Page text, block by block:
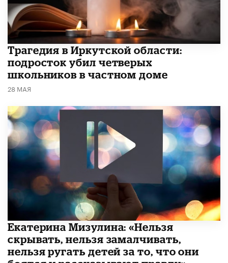
Трагедия в Иркутской области:
подросток убил четверых
школьников в частном доме
28 МАЯ
Екатерина Мизулина: «Нельзя
скрывать, нельзя замалчивать,
нельзя ругать детей за то, что они